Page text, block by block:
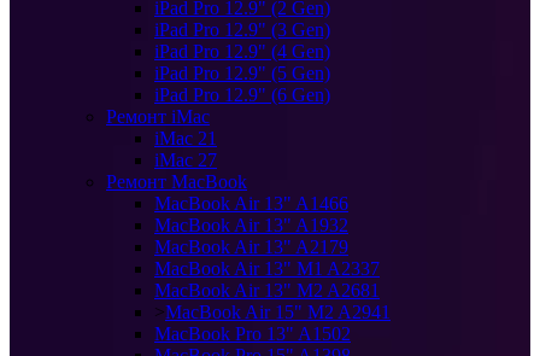
iPad Pro 12.9" (2 Gen)
iPad Pro 12.9" (3 Gen)
iPad Pro 12.9" (4 Gen)
iPad Pro 12.9" (5 Gen)
iPad Pro 12.9" (6 Gen)
Ремонт iMac
iMac 21
iMac 27
Ремонт MacBook
MacBook Air 13" A1466
MacBook Air 13" A1932
MacBook Air 13" A2179
MacBook Air 13" M1 A2337
MacBook Air 13" M2 A2681
>MacBook Air 15" M2 A2941
MacBook Pro 13" A1502